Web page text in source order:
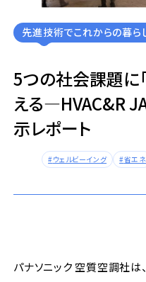
先進技術でこれからの暮ら
5つの社会課題に
える―HVAC&R
示レポート
ウェルビーイング 省エネ
パナソニック 空質空調社は